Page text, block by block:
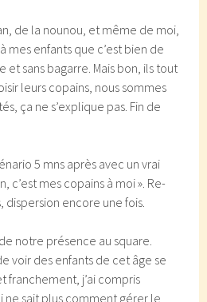
de la nounou, et même de moi,
mes enfants que c’est bien de
sans bagarre. Mais bon, ils tout
leurs copains, nous sommes
ça ne s’explique pas. Fin de
5 mns après avec un vrai
c’est mes copains à moi ». Re-
encore une fois.
notre présence au square.
voir des enfants de cet âge se
j’ai compris
ne sait plus comment gérer le